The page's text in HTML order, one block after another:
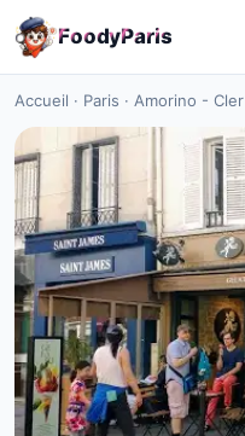
FoodyParis
Accueil · Paris · Amorino - Cler